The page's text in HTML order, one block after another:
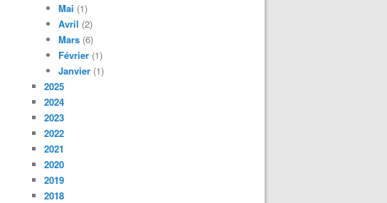
Mai (1)
Avril (2)
Mars (6)
Février (1)
Janvier (1)
2025
2024
2023
2022
2021
2020
2019
2018